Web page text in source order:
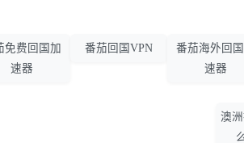
免费回国加
速器
番茄回国VPN
番茄海外回
速器
澳